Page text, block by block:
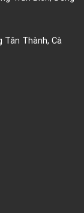
Tân Thành, Cà